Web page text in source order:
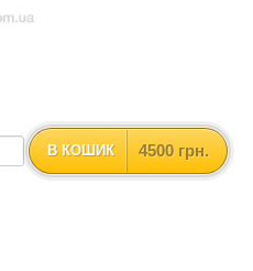
В КОШИК 4500 грн.